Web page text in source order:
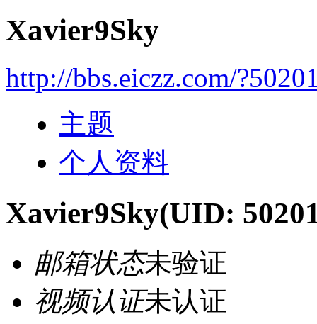
Xavier9Sky
http://bbs.eiczz.com/
主题
个人资料
Xavier9Sky(UID:
邮箱状态未验证
视频认证未认证